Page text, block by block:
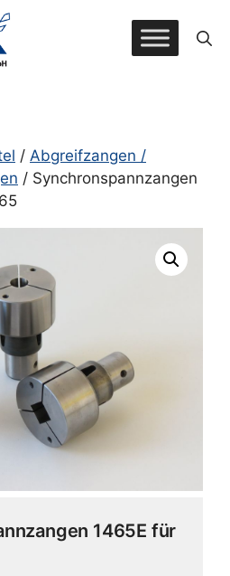
/ Abgreifzangen /
/ Synchronspannzangen
1465E für